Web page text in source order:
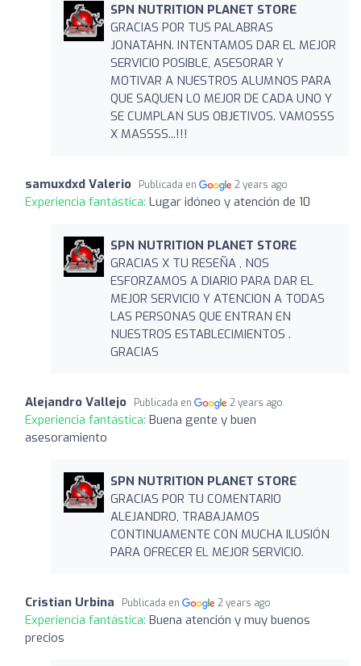
SPN NUTRITION PLANET STORE
GRACIAS POR TUS PALABRAS
JONATAHN. INTENTAMOS DAR EL MEJOR
SERVICIO POSIBLE, ASESORAR Y
MOTIVAR A NUESTROS ALUMNOS PARA
QUE SAQUEN LO MEJOR DE CADA UNO Y
SE CUMPLAN SUS OBJETIVOS. VAMOSSS
X MASSSS...!!!
samuxdxd Valerio Publicada en 2 years ago
Experiencia fantástica: Lugar idóneo y atención de 10
SPN NUTRITION PLANET STORE
GRACIAS X TU RESEÑA , NOS
ESFORZAMOS A DIARIO PARA DAR EL
MEJOR SERVICIO Y ATENCION A TODAS
LAS PERSONAS QUE ENTRAN EN
NUESTROS ESTABLECIMIENTOS .
GRACIAS
Alejandro Vallejo Publicada en 2 years ago
Experiencia fantástica: Buena gente y buen
asesoramiento
SPN NUTRITION PLANET STORE
GRACIAS POR TU COMENTARIO
ALEJANDRO, TRABAJAMOS
CONTINUAMENTE CON MUCHA ILUSIÓN
PARA OFRECER EL MEJOR SERVICIO.
Cristian Urbina Publicada en 2 years ago
Experiencia fantástica: Buena atención y muy buenos
precios